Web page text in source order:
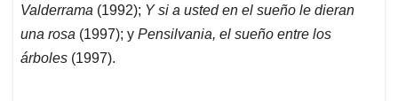
Valderrama (1992); Y si a usted en el sueño le dieran
una rosa (1997); y Pensilvania, el sueño entre los
árboles (1997).